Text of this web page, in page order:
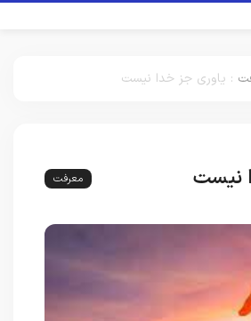
: یاوری جز خدا نیست
نیست معرفت